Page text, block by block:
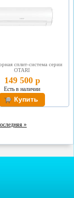
сплит-система серии
OTARI
149 500 р
Есть в наличии
»